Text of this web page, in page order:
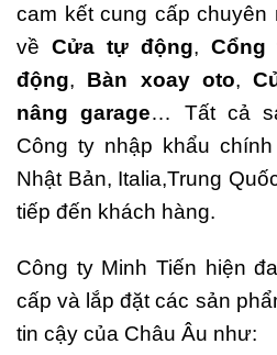
cam kết cung cấp chuyên
về Cửa tự động, Cổng
động, Bàn xoay oto,
nâng garage… Tất cả
Công ty nhập khẩu
Nhật Bản, Italia,Trung
tiếp đến khách hàng.
Công ty Minh Tiến hiện
cấp và lắp đặt các sản
tin cậy của Châu Âu như: